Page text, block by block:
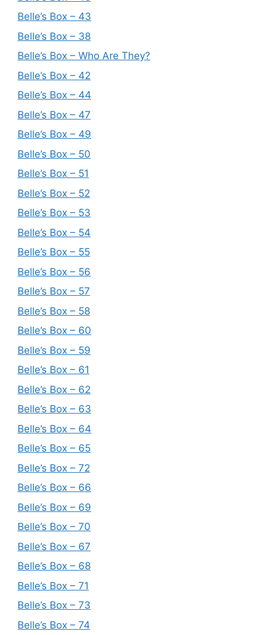
Belle’s Box – 43
Belle’s Box – 38
Belle’s Box – Who Are They?
Belle’s Box – 42
Belle’s Box – 44
Belle’s Box – 47
Belle’s Box – 49
Belle’s Box – 50
Belle’s Box – 51
Belle’s Box – 52
Belle’s Box – 53
Belle’s Box – 54
Belle’s Box – 55
Belle’s Box – 56
Belle’s Box – 57
Belle’s Box – 58
Belle’s Box – 60
Belle’s Box – 59
Belle’s Box – 61
Belle’s Box – 62
Belle’s Box – 63
Belle’s Box – 64
Belle’s Box – 65
Belle’s Box – 72
Belle’s Box – 66
Belle’s Box – 69
Belle’s Box – 70
Belle’s Box – 67
Belle’s Box – 68
Belle’s Box – 71
Belle’s Box – 73
Belle’s Box – 74